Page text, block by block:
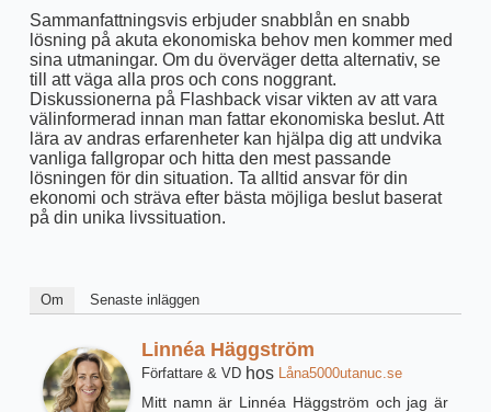
Sammanfattningsvis erbjuder snabblån en snabb
lösning på akuta ekonomiska behov men kommer med
sina utmaningar. Om du överväger detta alternativ, se
till att väga alla pros och cons noggrant.
Diskussionerna på Flashback visar vikten av att vara
välinformerad innan man fattar ekonomiska beslut. Att
lära av andras erfarenheter kan hjälpa dig att undvika
vanliga fallgropar och hitta den mest passande
lösningen för din situation. Ta alltid ansvar för din
ekonomi och sträva efter bästa möjliga beslut baserat
på din unika livssituation.
Om Senaste inläggen
Linnéa Häggström
Författare & VDhos Låna5000utanuc.se
Mitt namn är Linnéa Häggström och jag är